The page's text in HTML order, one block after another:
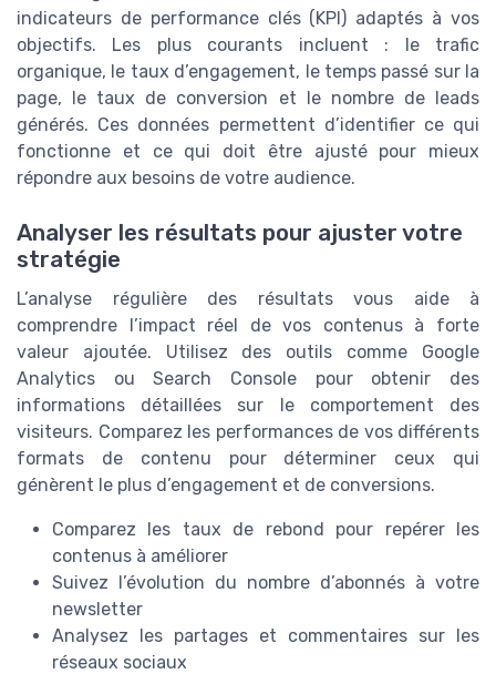
indicateurs de performance clés (KPI) adaptés à vos
objectifs. Les plus courants incluent : le trafic
organique, le taux d’engagement, le temps passé sur la
page, le taux de conversion et le nombre de leads
générés. Ces données permettent d’identifier ce qui
fonctionne et ce qui doit être ajusté pour mieux
répondre aux besoins de votre audience.
Analyser les résultats pour ajuster votre
stratégie
L’analyse régulière des résultats vous aide à
comprendre l’impact réel de vos contenus à forte
valeur ajoutée. Utilisez des outils comme Google
Analytics ou Search Console pour obtenir des
informations détaillées sur le comportement des
visiteurs. Comparez les performances de vos différents
formats de contenu pour déterminer ceux qui
génèrent le plus d’engagement et de conversions.
Comparez les taux de rebond pour repérer les
contenus à améliorer
Suivez l’évolution du nombre d’abonnés à votre
newsletter
Analysez les partages et commentaires sur les
réseaux sociaux